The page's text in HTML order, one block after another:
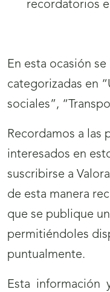
recordatorios
En esta ocasión
categorizadas en
sociales”,
Recordamos a las
interesados en
suscribirse a
de esta manera
que se publique
permitiéndoles
puntualmente.
Esta información